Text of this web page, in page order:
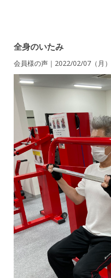
全身のいたみ
会員様の声｜2022/02/07（月）